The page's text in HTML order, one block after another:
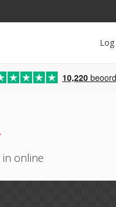
Log
10,220
in online